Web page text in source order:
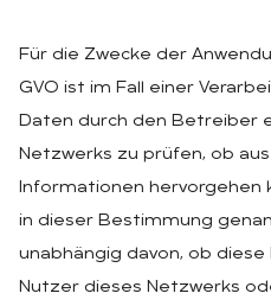
Für die Zwecke der
GVO ist im Fall einer
Daten durch den Betreiber
Netzwerks zu prüfen, ob
Informationen hervorgehen
in dieser Bestimmung
unabhängig davon, ob
Nutzer dieses Netzwerks